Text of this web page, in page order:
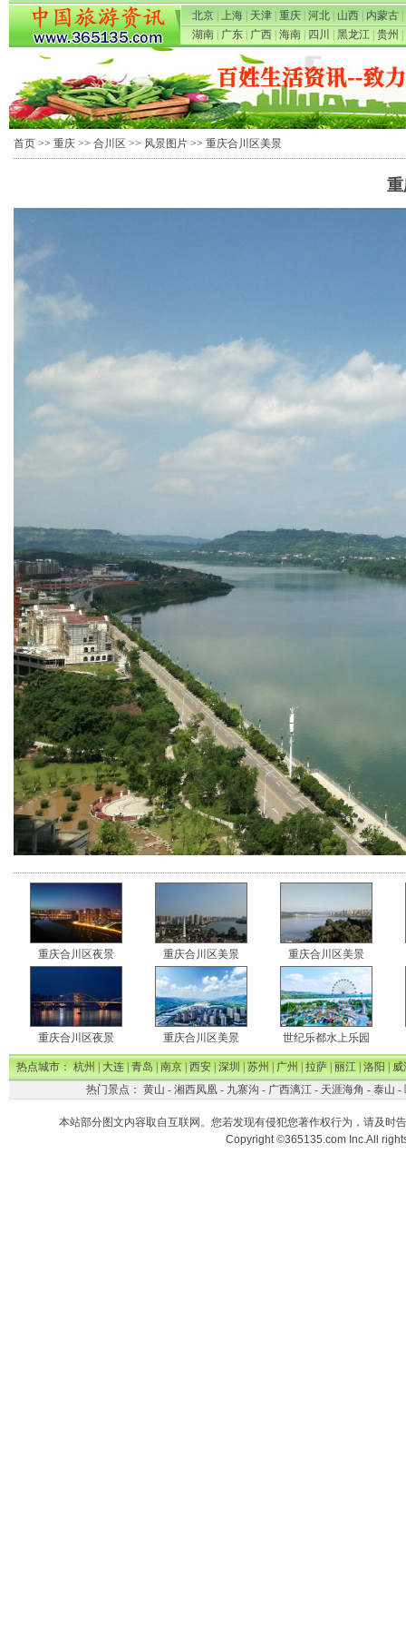
北京 上海 天津 重庆 河北 山西 内蒙古
湖南
广东 广西 海南 四川 黑龙江 贵州
首页 >> 重庆 >> 合川区 >> 风景图片 >> 重庆合川区美景
重庆合川区夜景 重庆合川区美景 重庆合川区美景
重庆合川区夜景 重庆合川区美景 世纪乐都水上乐园
热点城市：杭州|大连|青岛|南京|西安|深圳|苏州|广州|拉萨|丽江|洛阳|威
热门景点： 黄山 - 湘西凤凰- 九寨沟 - 广西漓江- 天涯海角 - 泰山 -
本站部分图文内容取自互联网。您若发现有侵犯您著作权行为，请及时
Copyright ©365135.com Inc.All